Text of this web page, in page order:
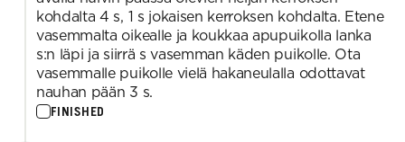
kohdalta 4 s, 1 s jokaisen kerroksen kohdalta. Etene
vasemmalta oikealle ja koukkaa apupuikolla lanka
s:n läpi ja siirrä s vasemman käden puikolle. Ota
vasemmalle puikolle vielä hakaneulalla odottavat
nauhan pään 3 s.
FINISHED